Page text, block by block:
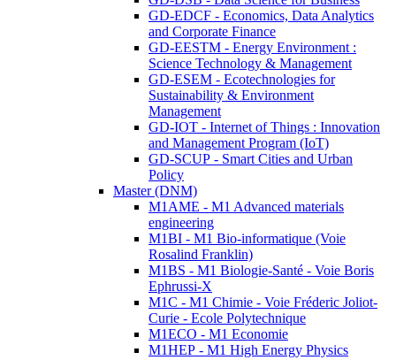
GD-EDCF - Economics, Data Analytics
and Corporate Finance
GD-EESTM - Energy Environment :
Science Technology & Management
GD-ESEM - Ecotechnologies for
Sustainability & Environment
Management
GD-IOT - Internet of Things : Innovation
and Management Program (IoT)
GD-SCUP - Smart Cities and Urban
Policy
Master (DNM)
M1AME - M1 Advanced materials
engineering
M1BI - M1 Bio-informatique (Voie
Rosalind Franklin)
M1BS - M1 Biologie-Santé - Voie Boris
Ephrussi-X
M1C - M1 Chimie - Voie Fréderic Joliot-
Curie - Ecole Polytechnique
M1ECO - M1 Economie
M1HEP - M1 High Energy Physics